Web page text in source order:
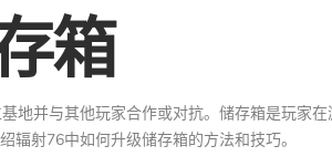
箱
地并与其他玩家合作或对抗。储存箱是玩家
射76中如何升级储存箱的方法和技巧。